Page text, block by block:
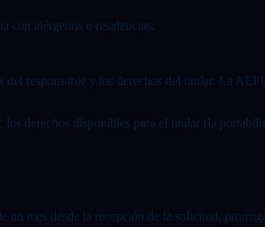
con alérgenos o residencias.
responsable y los derechos del titular. La
derechos disponibles para el titular (la
mes desde la recepción de la solicitud,